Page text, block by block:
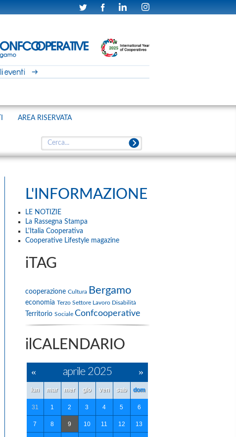
AREA RISERVATA
L'INFORMAZIONE
LE NOTIZIE
La Rassegna Stampa
L'Italia Cooperativa
Cooperative Lifestyle magazine
iTAG
cooperazione Cultura Bergamo
economia Terzo Settore Lavoro Disabilità
Territorio Sociale Confcooperative
ilCALENDARIO
« aprile 2025 »
lun mar mer gio ven sab dom
31 1 2 3 4 5 6
7 8 9 10 11 12 13